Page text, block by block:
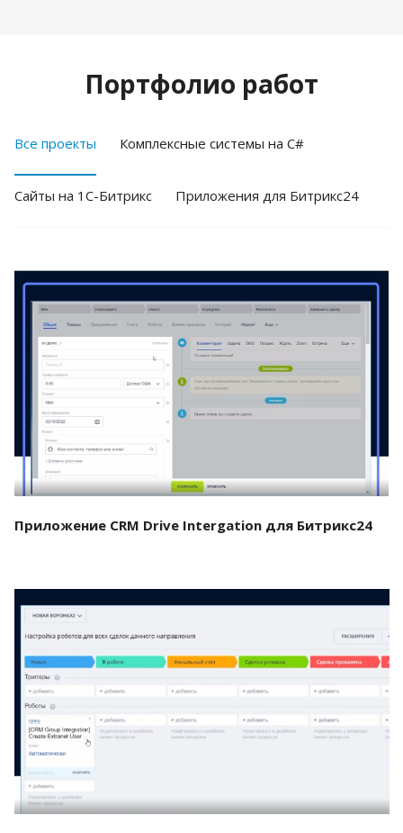
Портфолио работ
Все проекты Комплексные системы на C#
Cайты на 1С-Битрикс Приложения для Битрикс24
Смотреть проект
Приложение CRM Drive Intergation для Битрикс24
Смотреть проект